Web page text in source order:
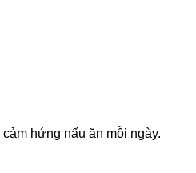
hứng nấu ăn mỗi ngày.